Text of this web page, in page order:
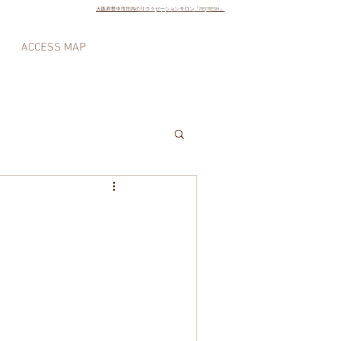
大阪府豊中市庄内のリラクゼーションサロン「REFRESH」
ご予約はこちら
ACCESS MAP